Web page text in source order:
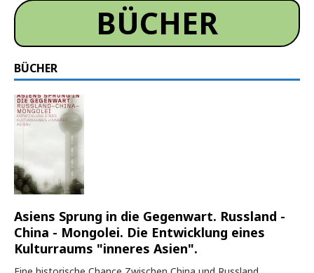
BÜCHER
BÜCHER
Asiens Sprung in die Gegenwart. Russland -
China - Mongolei. Die Entwicklung eines
Kulturraums "inneres Asien".